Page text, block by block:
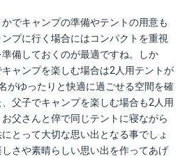
でキャンプの準備やテントの用意も
プに行く場合にはコンパクトを重視
備しておくのが最適ですね。しか
ャンプを楽しむ場合は2人用テントが
がゆったりと快適に過ごせる空間を確
父子でキャンプを楽しむ場合も2人用
父さんと倅で同じテントに寝ながら
とって大切な思い出となる事でしょ
さや素晴らしい思い出を作ってあげ